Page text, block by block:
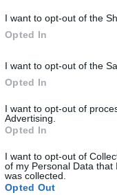
I want to opt-out of the
Opted In
I want to opt-out of the
Opted In
I want to opt-out of
Advertising.
Opted In
I want to opt-out of
of my Personal Data that
was collected.
Opted Out